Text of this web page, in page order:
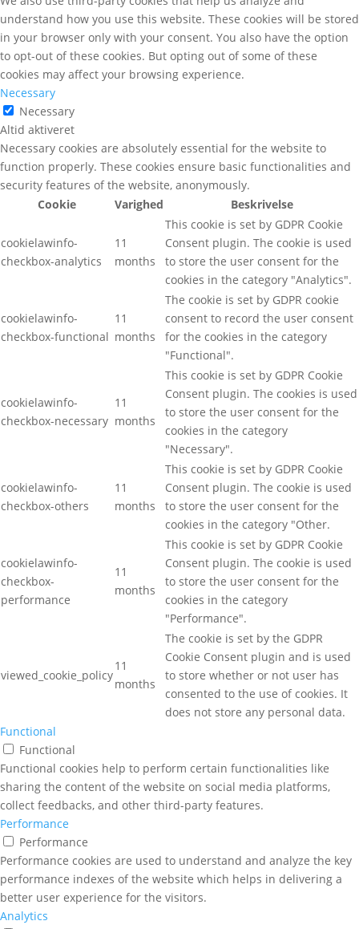
understand how you use this website. These cookies will be stored
in your browser only with your consent. You also have the option
to opt-out of these cookies. But opting out of some of these
cookies may affect your browsing experience.
Necessary
Necessary
Altid aktiveret
Necessary cookies are absolutely essential for the website to
function properly. These cookies ensure basic functionalities and
security features of the website, anonymously.
Cookie
Varighed Beskrivelse
cookielawinfo-
checkbox-analytics
11
months
This cookie is set by GDPR Cookie
Consent plugin. The cookie is used
to store the user consent for the
cookies in the category "Analytics".
cookielawinfo-
checkbox-functional
11
months
The cookie is set by GDPR cookie
consent to record the user consent
for the cookies in the category
"Functional".
cookielawinfo-
checkbox-necessary
11
months
This cookie is set by GDPR Cookie
Consent plugin. The cookies is used
to store the user consent for the
cookies in the category
"Necessary".
cookielawinfo-
checkbox-others
11
months
This cookie is set by GDPR Cookie
Consent plugin. The cookie is used
to store the user consent for the
cookies in the category "Other.
cookielawinfo-
checkbox-
performance
11
months
This cookie is set by GDPR Cookie
Consent plugin. The cookie is used
to store the user consent for the
cookies in the category
"Performance".
viewed_cookie_policy
11
months
The cookie is set by the GDPR
Cookie Consent plugin and is used
to store whether or not user has
consented to the use of cookies. It
does not store any personal data.
Functional
Functional
Functional cookies help to perform certain functionalities like
sharing the content of the website on social media platforms,
collect feedbacks, and other third-party features.
Performance
Performance
Performance cookies are used to understand and analyze the key
performance indexes of the website which helps in delivering a
better user experience for the visitors.
Analytics